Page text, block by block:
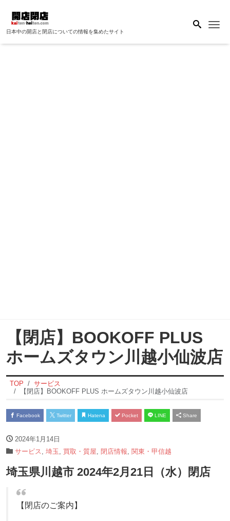
日本中の開店と閉店についての情報を集めたサイト
【閉店】BOOKOFF PLUS
ホームズタウン川越小仙波店
TOP
サービス
【閉店】BOOKOFF PLUS ホームズタウン川越小仙波店
Facebook Twitter Hatena Pocket LINE Share
2024年1月14日
サービス
埼玉 買取・質屋 閉店情報 関東・甲信越
埼玉県川越市 2024年2月21日（水）閉店
【閉店のご案内】